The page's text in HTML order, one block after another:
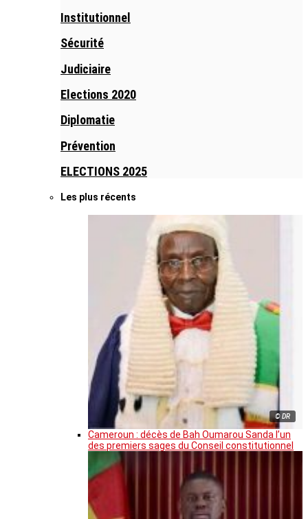
Institutionnel
Sécurité
Judiciaire
Elections 2020
Diplomatie
Prévention
ELECTIONS 2025
Les plus récents
© DR
Cameroun : décès de Bah Oumarou Sanda l’un
des premiers sages du Conseil constitutionnel